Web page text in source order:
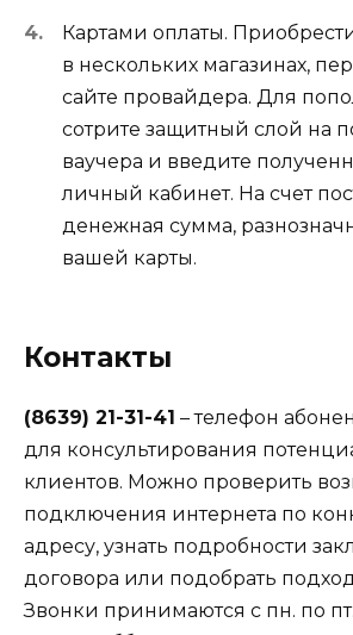
Картами оплаты.
в нескольких магазинах,
сайте провайдера. Для
сотрите защитный слой на
ваучера и введите
личный кабинет. На счет
денежная сумма,
вашей карты.
Контакты
(8639) 21-31-41 – телефон
для консультирования
клиентов. Можно проверить
подключения интернета по
адресу, узнать подробности
договора или подобрать
Звонки принимаются с пн. по